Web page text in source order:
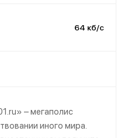
64 кб/с
– мегаполис
иного мира.